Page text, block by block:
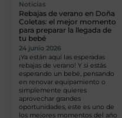
Noticias
Rebajas de verano en Doña
Coletas: el mejor momento
para preparar la llegada de
tu bebé
24 junio 2026
¡Ya están aquí las esperadas
rebajas de verano! Y si estás
esperando un bebé, pensando
en renovar equipamiento o
simplemente quieres
aprovechar grandes
oportunidades, este es uno de
los mejores momentos del año